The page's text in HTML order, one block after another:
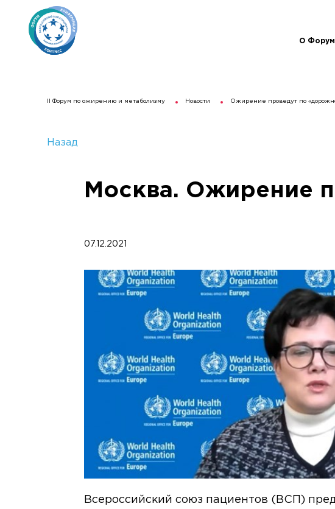
О
II Форум по ожирению и метаболизму Новости Ожирение проведут по
Назад
Москва. Ожирение
07.12.2021
Всероссийский союз пациентов (ВСП)